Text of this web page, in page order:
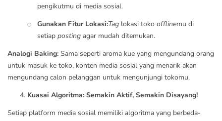
pengikutmu di media sosial.
Gunakan Fitur Lokasi:Tag lokasi toko offlinemu di
setiap posting agar mudah ditemukan.
Analogi Baking: Sama seperti aroma kue yang mengundang orang
untuk masuk ke toko, konten media sosial yang menarik akan
mengundang calon pelanggan untuk mengunjungi tokomu.
Kuasai Algoritma: Semakin Aktif, Semakin Disayang!
Setiap platform media sosial memiliki algoritma yang berbeda-